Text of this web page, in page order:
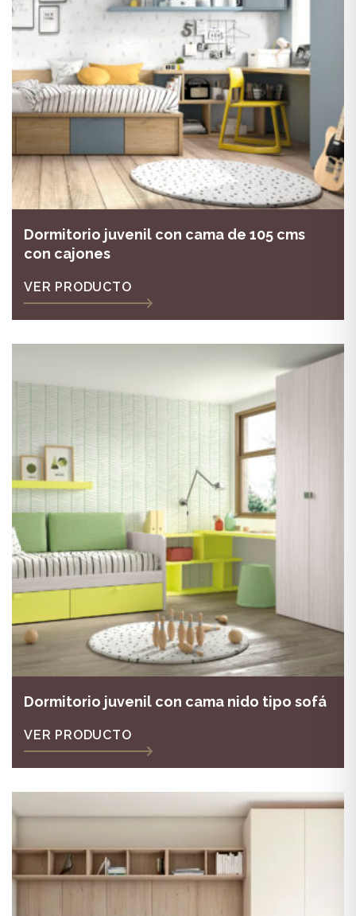
Dormitorio juvenil con cama de 105 cms
con cajones
VER PRODUCTO
Dormitorio juvenil con cama nido tipo sofá
VER PRODUCTO